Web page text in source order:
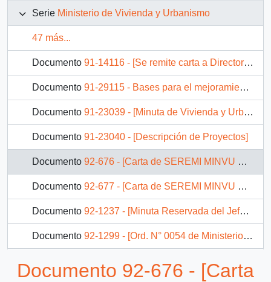
Serie Ministerio de Vivienda y Urbanismo
47 más...
Documento 91-14116 - [Se remite carta a Directora SERVIU VII Región]
Documento 91-29115 - Bases para el mejoramiento de credito hipotecario
Documento 91-23039 - [Minuta de Vivienda y Urbanismo Metas Ministeriales]
Documento 91-23040 - [Descripción de Proyectos]
Documento 92-676 - [Carta de SEREMI MINVU Bio-bío dirigida a Delegado Serviu sobre solicitud la Sra. Flor Morales]
Documento 92-677 - [Carta de SEREMI MINVU Bio-bío dirigida a Delegado SERVIU sobre solicitud la Sr. Oscar Carrillo]
Documento 92-1237 - [Minuta Reservada del Jefe de Gabinete de la Subsecretaria de Vivienda y Urbanismo sobre Encuesta Social]
Documento 92-1299 - [Ord. N° 0054 de Ministerio de Vivienda remitiendo antecedentes de la Sra. Celia Carvajal]
92-1302 - [Ord n°0056 de SERVIU Maule dando respuesta a comité de allegados el Trigal]
Documento 92-676 - [Carta